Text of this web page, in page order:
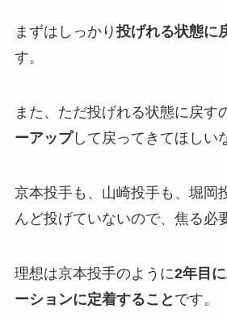
まずはしっかり 投げれる状態に
す。
また、ただ投げれる状態に戻す
ーアップして戻ってきてほしい
京本投手も、山崎投手も、堀岡
んど投げていないので、焦る必
理想は京本投手のように2年目
ーションに定着すること です。